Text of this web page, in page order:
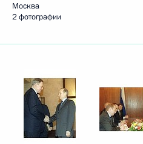
Москва
2 фотографии